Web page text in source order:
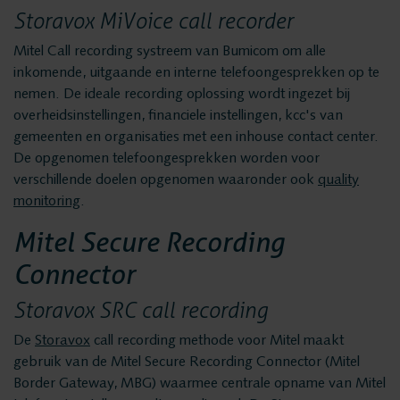
security
Vacatures
Oplossingen
Recording
Voice logging
Messaging Recording
Messaging Recording
Quality Monitoring
Insights Analytics
Interaction Analytics
Spraakanalyse
Cloud Recorder
Branches
Customer Contact Centers
Financiële Instellingen
Openbare Orde & Veiligheid
Verkeersleiding
Providers
Storavox MiVoice call recorder
Mitel Call recording systreem van Bumicom om alle
inkomende, uitgaande en interne telefoongesprekken op te
nemen. De ideale recording oplossing wordt ingezet bij
overheidsinstellingen, financiele instellingen, kcc's van
gemeenten en organisaties met een inhouse contact center.
De opgenomen telefoongesprekken worden voor
verschillende doelen opgenomen waaronder ook quality
monitoring.
Mitel Secure Recording
Connector
Storavox SRC call recording
De Storavox call recording methode voor Mitel maakt
gebruik van de Mitel Secure Recording Connector (Mitel
Border Gateway, MBG) waarmee centrale opname van Mitel